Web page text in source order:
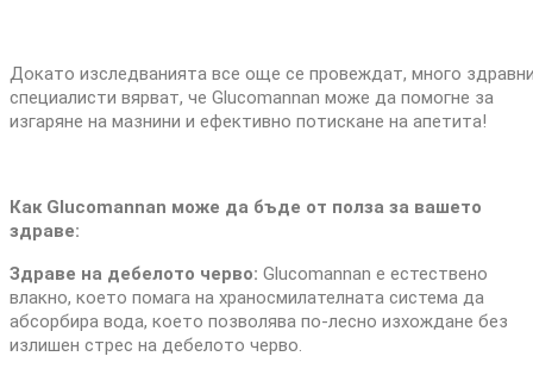
Докато изследванията все още се провеждат, много
специалисти вярват, че Glucomannan може да помогне за
изгаряне на мазнини и ефективно потискане на апетита!
Как Glucomannan може да бъде от полза за вашето
здраве:
Здраве на дебелото черво: Glucomannan е естествено
влакно, което помага на храносмилателната система да
абсорбира вода, което позволява по-лесно изхождане без
излишен стрес на дебелото черво.